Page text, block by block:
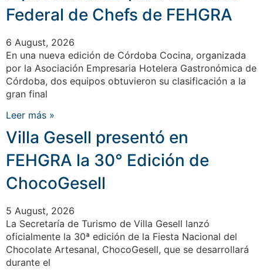
Federal de Chefs de FEHGRA
6 August, 2026
En una nueva edición de Córdoba Cocina, organizada
por la Asociación Empresaria Hotelera Gastronómica de
Córdoba, dos equipos obtuvieron su clasificación a la
gran final
Leer más »
Villa Gesell presentó en
FEHGRA la 30° Edición de
ChocoGesell
5 August, 2026
La Secretaría de Turismo de Villa Gesell lanzó
oficialmente la 30ª edición de la Fiesta Nacional del
Chocolate Artesanal, ChocoGesell, que se desarrollará
durante el